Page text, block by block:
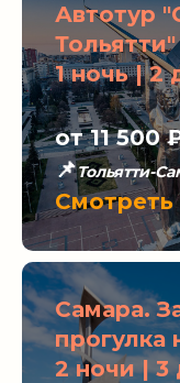
Автотур
Тольятти"
1 ночь | 2
от 11 500
📌Тольятти-
Самара.
прогулка
2 ночи | 3